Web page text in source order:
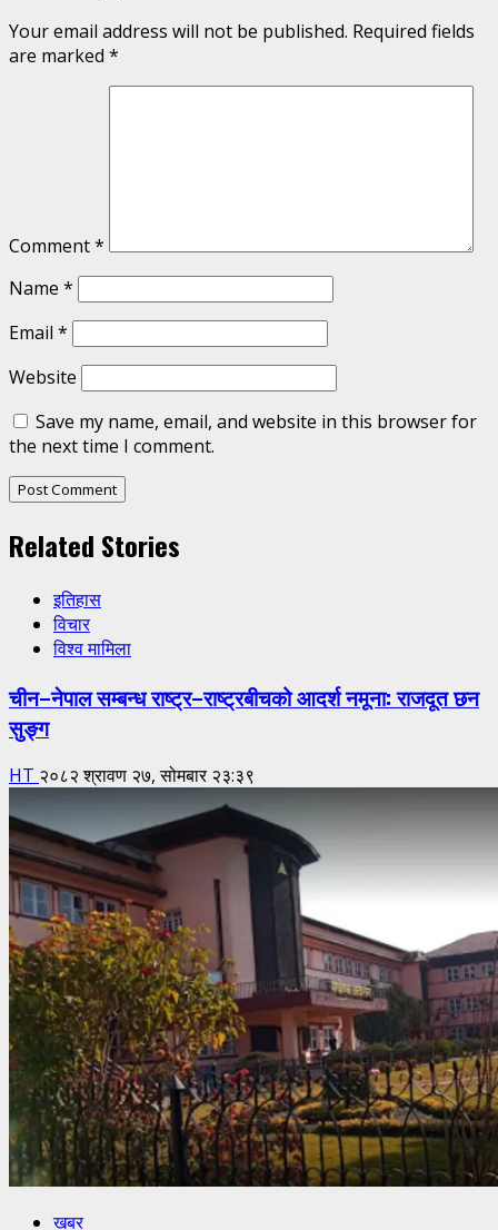
Your email address will not be published. Required fields
are marked *
Comment*
Name *
Email *
Website
Save my name, email, and website in this browser for
the next time I comment.
Related Stories
इतिहास
विचार
विश्व मामिला
चीन–नेपाल सम्बन्ध राष्ट्र–राष्ट्रबीचको आदर्श नमूना: राजदूत छन
सुङ्ग
HT २०८२ श्रावण २७, सोमबार २३:३९
खबर